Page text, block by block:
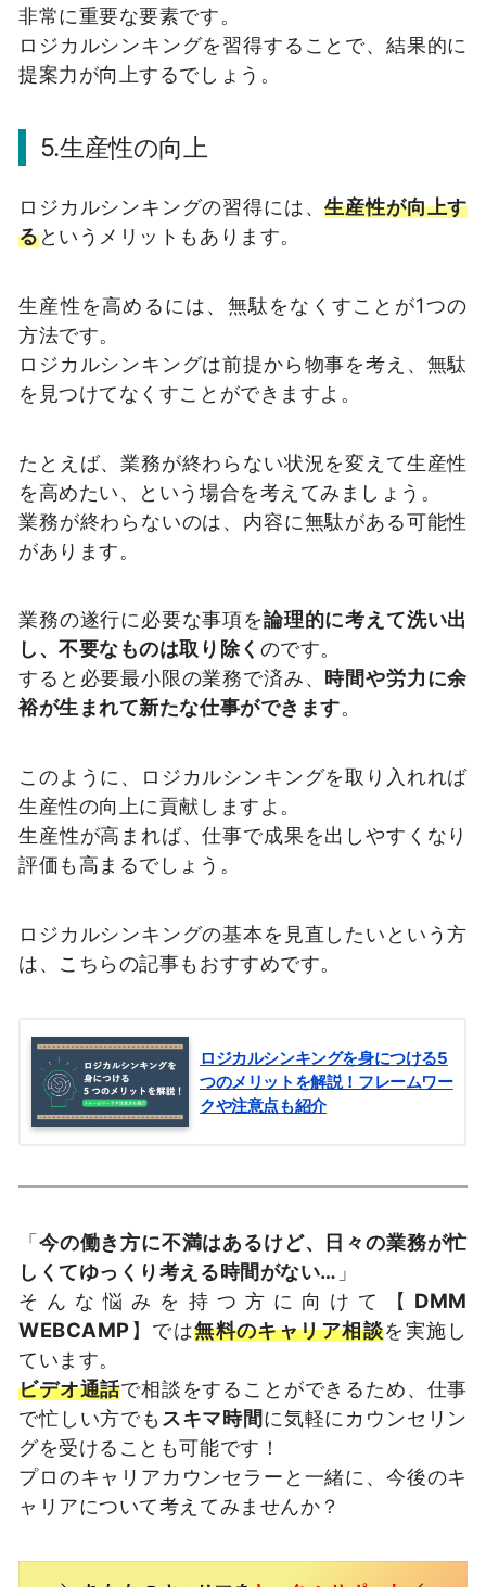
非常に重要な要素です。
ロジカルシンキングを習得することで、結果的に
提案力が向上するでしょう。
5.生産性の向上
ロジカルシンキングの習得には、生産性が向上す
るというメリットもあります。
生産性を高めるには、無駄をなくすことが1つの
方法です。
ロジカルシンキングは前提から物事を考え、無駄
を見つけてなくすことができますよ。
たとえば、業務が終わらない状況を変えて生産性
を高めたい、という場合を考えてみましょう。
業務が終わらないのは、内容に無駄がある可能性
があります。
業務の遂行に必要な事項を論理的に考えて洗い出
し、不要なものは取り除く のです。
すると必要最小限の業務で済み、 時間や労力に余
裕が生まれて新たな仕事ができます。
このように、ロジカルシンキングを取り入れれば
生産性の向上に貢献しますよ。
生産性が高まれば、仕事で成果を出しやすくなり
評価も高まるでしょう。
ロジカルシンキングの基本を見直したいという方
は、こちらの記事もおすすめです。
ロジカルシンキングを身につける5
つのメリットを解説！フレームワー
クや注意点も紹介
「今の働き方に不満はあるけど、日々の業務が忙
しくてゆっくり考える時間がない… 」
そんな悩みを持つ方に向けて【 DMM
WEBCAMP】では無料のキャリア相談を実施し
ています。
ビデオ通話で相談をすることができるため、仕事
で忙しい方でも スキマ時間に気軽にカウンセリン
グを受けることも可能です！
プロのキャリアカウンセラーと一緒に、今後のキ
ャリアについて考えてみませんか？